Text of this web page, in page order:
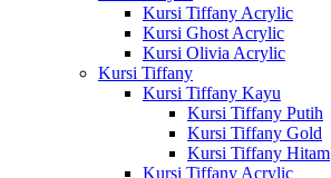
Kursi Tiffany Acrylic
Kursi Ghost Acrylic
Kursi Olivia Acrylic
Kursi Tiffany
Kursi Tiffany Kayu
Kursi Tiffany Putih
Kursi Tiffany Gold
Kursi Tiffany Hitam
Kursi Tiffany Acrylic